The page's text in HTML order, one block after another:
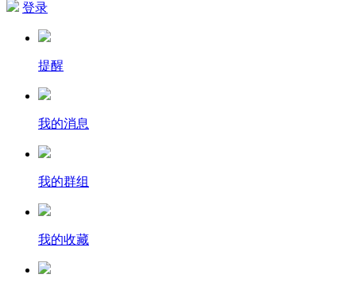
登录
提醒
我的消息
我的群组
我的收藏